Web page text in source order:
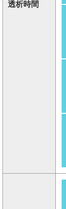
透析時間